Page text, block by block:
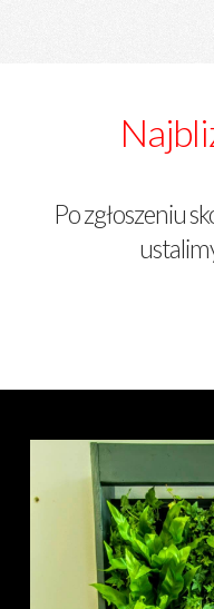
Po zgłoszeniu